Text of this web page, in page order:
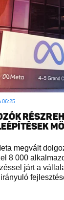
06:25
megvált
8 000
járt a